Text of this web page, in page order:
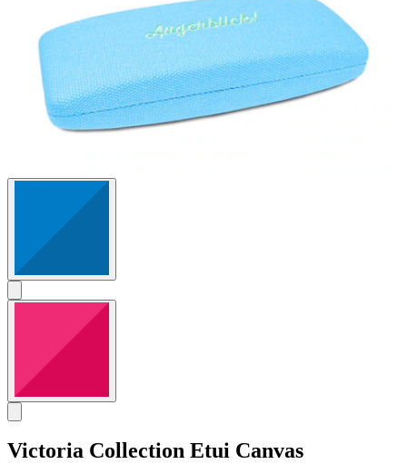
Victoria Collection Etui Canvas